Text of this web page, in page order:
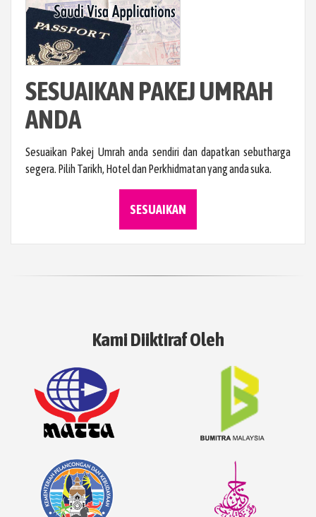
SESUAIKAN PAKEJ UMRAH
ANDA
Sesuaikan Pakej Umrah anda sendiri dan dapatkan sebutharga
segera. Pilih Tarikh, Hotel dan Perkhidmatan yang anda suka.
SESUAIKAN
Kami Diiktiraf Oleh